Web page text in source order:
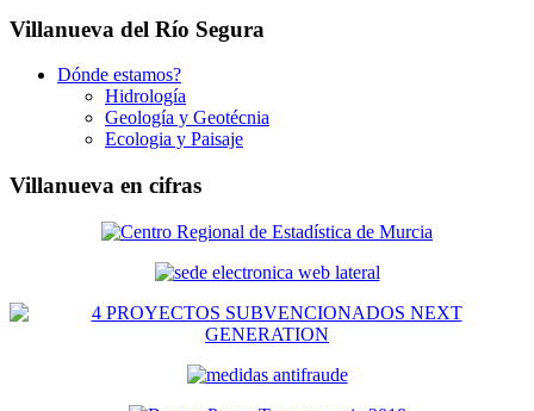
Villanueva del Río Segura
Dónde estamos?
Hidrología
Geología y Geotécnia
Ecologia y Paisaje
Villanueva en cifras